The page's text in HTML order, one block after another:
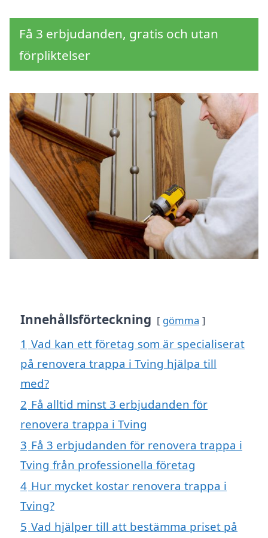
Få 3 erbjudanden, gratis och utan
förpliktelser
Innehållsförteckning gömma
1 Vad kan ett företag som är specialiserat
på renovera trappa i Tving hjälpa till
med?
2 Få alltid minst 3 erbjudanden för
renovera trappa i Tving
3 Få 3 erbjudanden för renovera trappa i
Tving från professionella företag
4 Hur mycket kostar renovera trappa i
Tving?
5 Vad hjälper till att bestämma priset på